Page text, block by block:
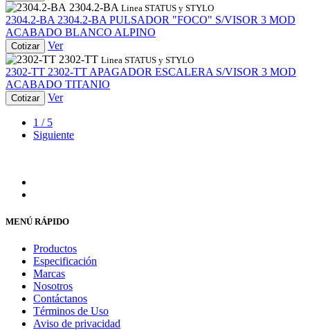
2304.2-BA Linea STATUS y STYLO
2304.2-BA 2304.2-BA PULSADOR "FOCO" S/VISOR 3 MOD
ACABADO BLANCO ALPINO
Cotizar
Ver
2302-TT Linea STATUS y STYLO
2302-TT 2302-TT APAGADOR ESCALERA S/VISOR 3 MOD
ACABADO TITANIO
Cotizar Ver
1 / 5
Siguiente
MENÚ RÁPIDO
Productos
Especificación
Marcas
Nosotros
Contáctanos
Términos de Uso
Aviso de privacidad